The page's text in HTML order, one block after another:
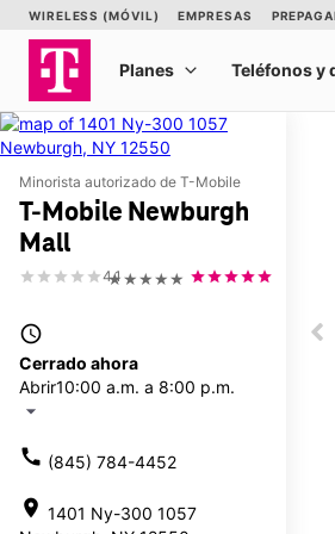
Minorista autorizado de T-Mobile
T-Mobile Newburgh
Mall
★★★★★
4.1
access_time
Cerrado ahora
Abrir10:00 a.m. a 8:00 p.m.
arrow_drop_down
call (845) 784-4452
location_on 1401 Ny-300 1057